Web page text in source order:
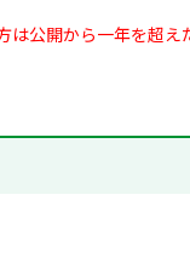
は公開から一年を超え